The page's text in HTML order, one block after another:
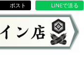
ポスト LINEで送る